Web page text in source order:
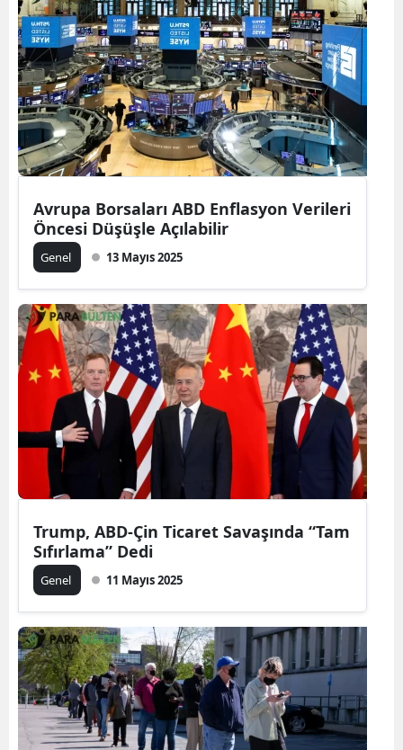
Avrupa Borsaları ABD Enflasyon Verileri
Öncesi Düşüşle Açılabilir
Genel 13 Mayıs 2025
Trump, ABD-Çin Ticaret Savaşında “Tam
Sıfırlama” Dedi
Genel 11 Mayıs 2025